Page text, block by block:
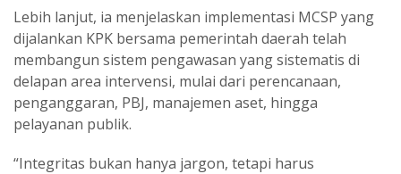
Lebih lanjut, ia menjelaskan implementasi MCSP yang
dijalankan KPK bersama pemerintah daerah telah
membangun sistem pengawasan yang sistematis di
delapan area intervensi, mulai dari perencanaan,
penganggaran, PBJ, manajemen aset, hingga
pelayanan publik.
“Integritas bukan hanya jargon, tetapi harus